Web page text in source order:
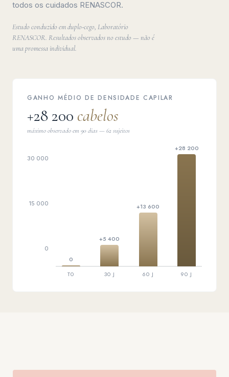
todos os cuidados RENASCOR.
Estudo conduzido em duplo-cego, Laboratório
RENASCOR. Resultados observados no estudo — não é
uma promessa individual.
GANHO MÉDIO DE DENSIDADE CAPILAR
+28 200 cabelos
máximo observado em 90 dias — 62 sujeitos
30 000
15 000
0
0
+5 400
+13 600
+28 200
T0 30 J 60 J 90 J